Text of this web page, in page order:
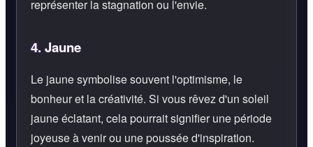
représenter la stagnation ou l'envie.
4. Jaune
Le jaune symbolise souvent l'optimisme, le
bonheur et la créativité. Si vous rêvez d'un soleil
jaune éclatant, cela pourrait signifier une période
joyeuse à venir ou une poussée d'inspiration.